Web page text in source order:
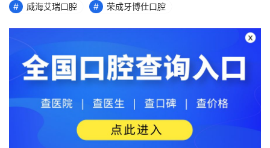
威海艾瑞口腔
荣成牙博仕口腔